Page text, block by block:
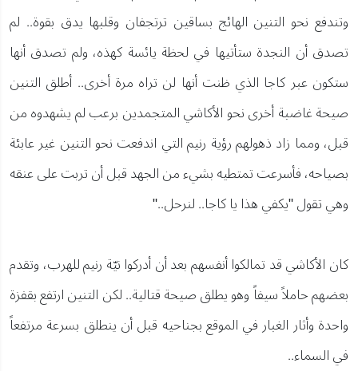
وتندفع نحو التنين الهائج بساقين ترتجفان وقلبها يدق بقوة.. لم
تصدق أن النجدة ستأتيها في لحظة يائسة كهذه، ولم تصدق أنها
ستكون عبر كاجا الذي ظنت أنها لن تراه مرة أخرى.. أطلق التنين
صيحة غاضبة أخرى نحو الأكاشي المتجمدين برعب لم يشهدوه من
قبل، ومما زاد ذهولهم رؤية رنيم التي اندفعت نحو التنين غير عابئة
بصياحه، فأسرعت تمتطيه بشيء من الجهد قبل أن تربت على عنقه
وهي تقول "يكفي هذا يا كاجا.. لنرحل.."
كان الأكاشي قد تمالكوا أنفسهم بعد أن أدركوا نيّة رنيم للهرب، وتقدم
بعضهم حاملاً سيفاً وهو يطلق صيحة قتالية.. لكن التنين ارتفع بقفزة
واحدة وأثار الغبار في الموقع بجناحيه قبل أن ينطلق بسرعة مرتفعاً
في السماء..